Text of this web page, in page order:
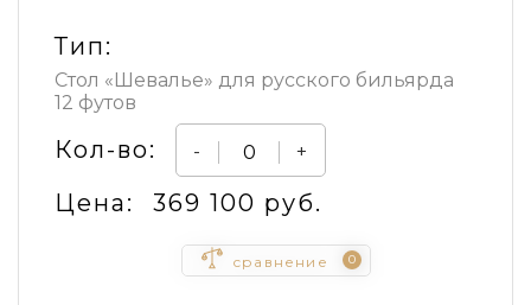
Тип:
Стол «Шевалье» для русского бильярда
12 футов
Кол-во: - +
Цена: 369 100 руб.
сравнение 0